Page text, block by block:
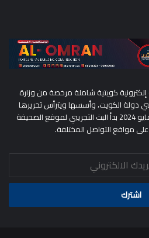
كويتية شاملة مرخصة من وزارة
دولة الكويت، وأسسها ويترأس تحريرها
الكاتب/ مطلق الحريجي ، وفي مايو 2024 بدأ البث التجريبي لموقع الصحيفة
على مواقع التواصل المختلفة.